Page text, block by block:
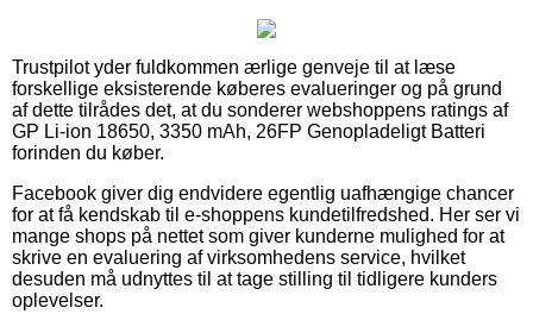
Trustpilot yder fuldkommen ærlige genveje til at læse
forskellige eksisterende køberes evalueringer og på grund
af dette tilrådes det, at du sonderer webshoppens ratings af
GP Li-ion 18650, 3350 mAh, 26FP Genopladeligt Batteri
forinden du køber.
Facebook giver dig endvidere egentlig uafhængige chancer
for at få kendskab til e-shoppens kundetilfredshed. Her ser vi
mange shops på nettet som giver kunderne mulighed for at
skrive en evaluering af virksomhedens service, hvilket
desuden må udnyttes til at tage stilling til tidligere kunders
oplevelser.